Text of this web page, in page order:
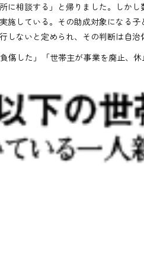
相談する」と帰りました。しかし
している。その助成対象になる
ないと定められ、その判断は自治
した」「世帯主が事業を廃止、